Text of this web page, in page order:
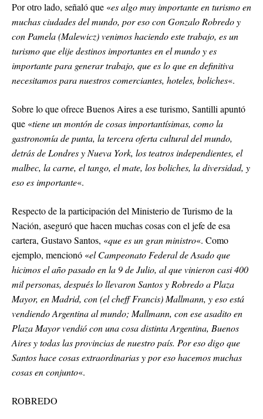
Por otro lado, señaló que «es algo muy importante en turismo en
muchas ciudades del mundo, por eso con Gonzalo Robredo y
con Pamela (Malewicz) venimos haciendo este trabajo, es un
turismo que elije destinos importantes en el mundo y es
importante para generar trabajo, que es lo que en definitiva
necesitamos para nuestros comerciantes, hoteles, boliches«.
Sobre lo que ofrece Buenos Aires a ese turismo, Santilli apuntó
que «tiene un montón de cosas importantísimas, como la
gastronomía de punta, la tercera oferta cultural del mundo,
detrás de Londres y Nueva York, los teatros independientes, el
malbec, la carne, el tango, el mate, los boliches, la diversidad, y
eso es importante«.
Respecto de la participación del Ministerio de Turismo de la
Nación, aseguró que hacen muchas cosas con el jefe de esa
cartera, Gustavo Santos, «que es un gran ministro«. Como
ejemplo, mencionó «el Campeonato Federal de Asado que
hicimos el año pasado en la 9 de Julio, al que vinieron casi 400
mil personas, después lo llevaron Santos y Robredo a Plaza
Mayor, en Madrid, con (el cheff Francis) Mallmann, y eso está
vendiendo Argentina al mundo; Mallmann, con ese asadito en
Plaza Mayor vendió con una cosa distinta Argentina, Buenos
Aires y todas las provincias de nuestro país. Por eso digo que
Santos hace cosas extraordinarias y por eso hacemos muchas
cosas en conjunto«.
ROBREDO